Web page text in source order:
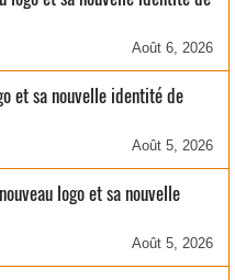
Août 6, 2026
et sa nouvelle identité de
Août 5, 2026
logo et sa nouvelle
Août 5, 2026